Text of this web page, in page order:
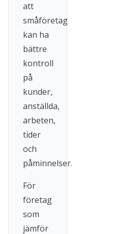
att
småföretag
kan ha
bättre
kontroll
på
kunder,
anställda,
arbeten,
tider
och
påminnelser.
För
företag
som
jämför